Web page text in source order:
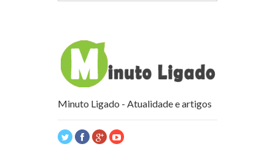
Minuto Ligado - Atualidade e artigos